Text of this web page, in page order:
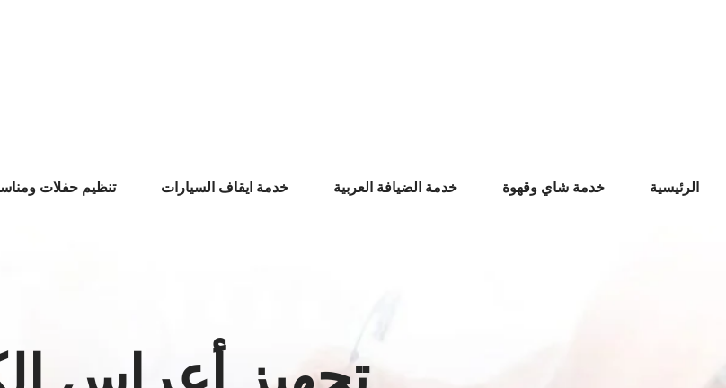
الرئيسية خدمة شاي وقهوة خدمة الضيافة العربية خدمة ايقاف السيارات تنظيم حفلات